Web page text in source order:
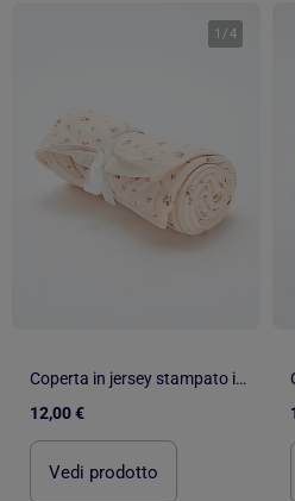
1 /4
Coperta in jersey stampato in cotone jersey
12,00 €
Vedi prodotto